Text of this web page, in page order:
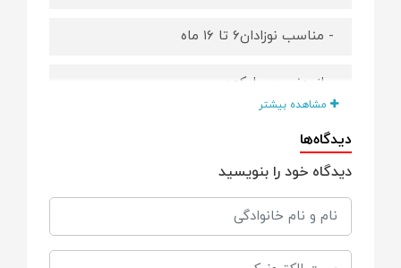
- مناسب نوزادان۶ تا ۱۶ ماه
- از جنس سیلیکون
- سبک
- فاقد مواد BPA
مشاهده بیشتر
دیدگاه‌ها
دیدگاه خود را بنویسید